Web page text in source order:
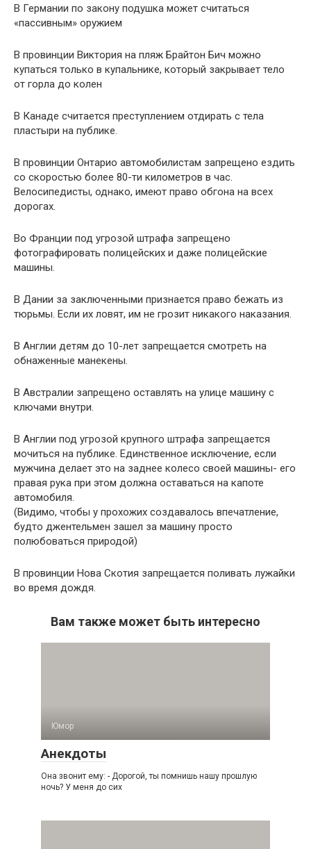
В Германии по закону подушка может считаться
«пассивным» оружием
В провинции Виктория на пляж Брайтон Бич можно
купаться только в купальнике, который закрывает тело
от горла до колен
В Канаде считается преступлением отдирать с тела
пластыри на публике.
В провинции Онтарио автомобилистам запрещено ездить
со скоростью более 80-ти километров в час.
Велосипедисты, однако, имеют право обгона на всех
дорогах.
Во Франции под угрозой штрафа запрещено
фотографировать полицейских и даже полицейские
машины.
В Дании за заключенными признается право бежать из
тюрьмы. Если их ловят, им не грозит никакого наказания.
В Англии детям до 10-лет запрещается смотреть на
обнаженные манекены.
В Австралии запрещено оставлять на улице машину с
ключами внутри.
В Англии под угрозой крупного штрафа запрещается
мочиться на публике. Единственное исключение, если
мужчина делает это на заднее колесо своей машины- его
правая рука при этом должна оставаться на капоте
автомобиля.
(Видимо, чтобы у прохожих создавалось впечатление,
будто джентельмен зашел за машину просто
полюбоваться природой)
В провинции Нова Скотия запрещается поливать лужайки
во время дождя.
Вам также может быть интересно
Юмор
Анекдоты
Она звонит ему: - Дорогой, ты помнишь нашу прошлую
ночь? У меня до сих